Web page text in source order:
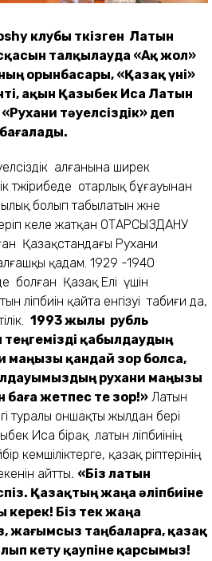
клубы өткізген Латын
талқылауда «Ақ жол»
орынбасары, «Қазақ үні»
ақын Қазыбек Иса Латын
«Рухани тәуелсіздік» деп
бағалады.
алғанына ширек
тәжірибеде отарлық бұғауынан
болып табылатын және
келе жатқан ОТАРСЫЗДАНУ
Қазақстандағы Рухани
қадам. 1929 -1940
болған Қазақ Елі үшін
әліпбиін қайта енгізуі табиғи да,
1993 жылы рубль
теңгемізді қабылдаудың
маңызы қандай зор болса,
рухани маңызы
жетпес өте зор!» Латын
туралы оншақты жылдан бері
Иса бірақ латын әліпбиінің
кемшіліктерге, қазақ әріптерінің
айтты. «Біз латын
Қазақтың жаңа әліпбиіне
керек! Біз тек жаңа
жағымсыз таңбаларға, қазақ
кету қаупіне қарсымыз!